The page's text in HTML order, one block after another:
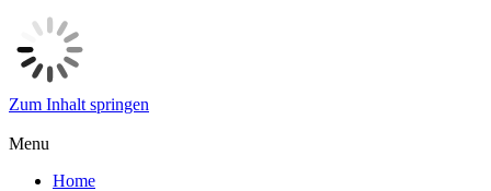
Zum Inhalt springen
Menu
Home